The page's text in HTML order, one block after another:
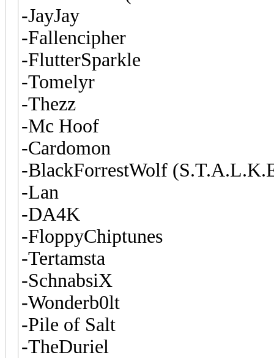
-JayJay
-Fallencipher
-FlutterSparkle
-Tomelyr
-Thezz
-Mc Hoof
-Cardomon
-BlackForrestWolf
-Lan
-DA4K
-FloppyChiptunes
-Tertamsta
-SchnabsiX
-Wonderb0lt
-Pile of Salt
-TheDuriel